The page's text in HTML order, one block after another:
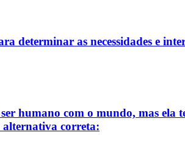
determinar as necessidades e
humano com o mundo, mas ela
alternativa correta: